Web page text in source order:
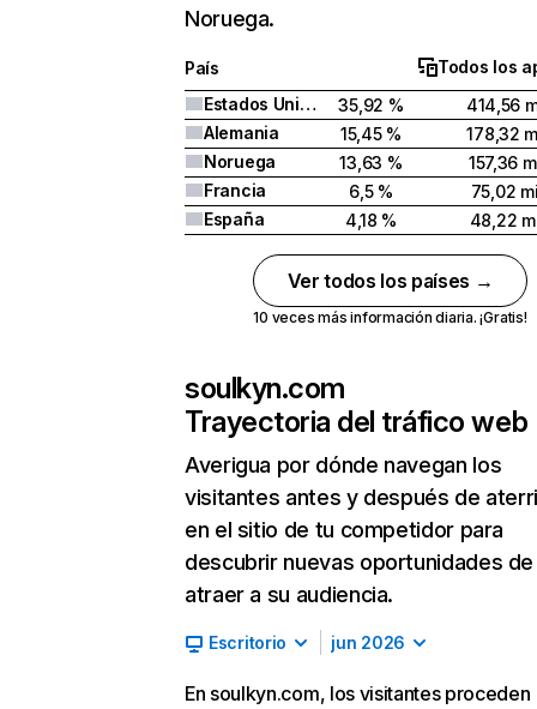
Noruega.
País
Todos los
Estados Unidos
35,92 %
414,56
Alemania
15,45 %
178,32
Noruega
13,63 %
157,36
Francia
6,5 %
75,02
España
4,18 % 48,22
Ver todos los países →
10 veces más información diaria. ¡Gratis!
soulkyn.com
Trayectoria del tráfico web
Averigua por dónde navegan los
visitantes antes y después de
en el sitio de tu competidor para
descubrir nuevas oportunidades de
atraer a su audiencia.
Escritorio jun 2026
En soulkyn.com, los visitantes proceden